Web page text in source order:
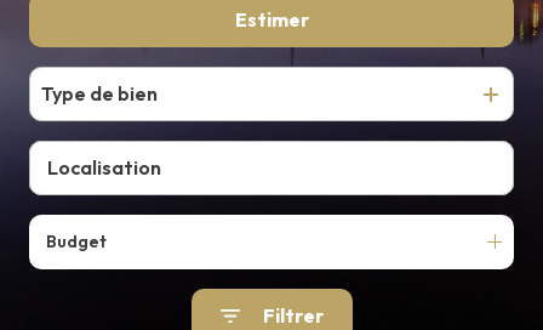
CONTACT
Estimer
Type de bien
Budget
Filtrer